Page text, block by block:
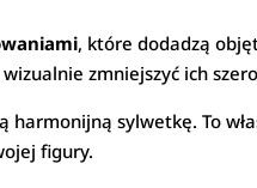
, które dodadzą
zmniejszyć ich
sylwetkę. To
figury.